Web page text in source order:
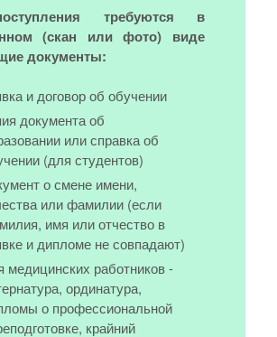
требуются в
(скан или фото) виде
документы:
и договор об обучении
документа об
или справка об
(для студентов)
о смене имени,
или фамилии (если
имя или отчество в
и дипломе не совпадают)
медицинских работников -
ординатура,
о профессиональной
крайний